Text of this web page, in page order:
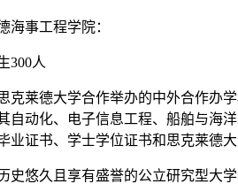
海事工程学院：
300人
克莱德大学合作举办的中外合作办
自动化、电子信息工程、船舶与海
业证书、学士学位证书和思克莱德
史悠久且享有盛誉的公立研究型大